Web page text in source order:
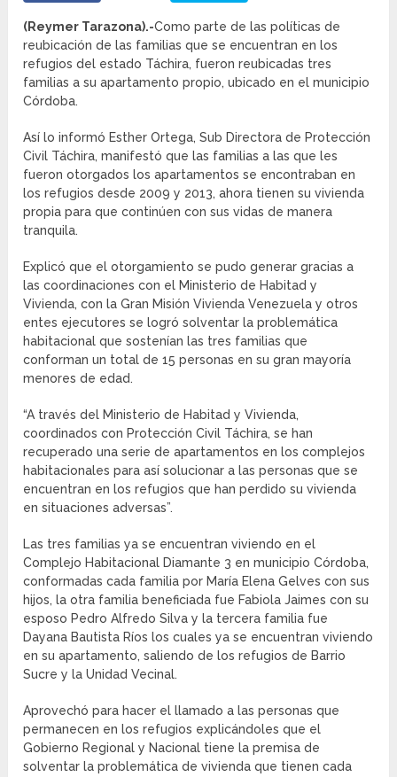
(Reymer Tarazona).-Como parte de las políticas de
reubicación de las familias que se encuentran en los
refugios del estado Táchira, fueron reubicadas tres
familias a su apartamento propio, ubicado en el municipio
Córdoba.
Así lo informó Esther Ortega, Sub Directora de Protección
Civil Táchira, manifestó que las familias a las que les
fueron otorgados los apartamentos se encontraban en
los refugios desde 2009 y 2013, ahora tienen su vivienda
propia para que continúen con sus vidas de manera
tranquila.
Explicó que el otorgamiento se pudo generar gracias a
las coordinaciones con el Ministerio de Habitad y
Vivienda, con la Gran Misión Vivienda Venezuela y otros
entes ejecutores se logró solventar la problemática
habitacional que sostenían las tres familias que
conforman un total de 15 personas en su gran mayoría
menores de edad.
“A través del Ministerio de Habitad y Vivienda,
coordinados con Protección Civil Táchira, se han
recuperado una serie de apartamentos en los complejos
habitacionales para así solucionar a las personas que se
encuentran en los refugios que han perdido su vivienda
en situaciones adversas”.
Las tres familias ya se encuentran viviendo en el
Complejo Habitacional Diamante 3 en municipio Córdoba,
conformadas cada familia por María Elena Gelves con sus
hijos, la otra familia beneficiada fue Fabiola Jaimes con su
esposo Pedro Alfredo Silva y la tercera familia fue
Dayana Bautista Ríos los cuales ya se encuentran viviendo
en su apartamento, saliendo de los refugios de Barrio
Sucre y la Unidad Vecinal.
Aprovechó para hacer el llamado a las personas que
permanecen en los refugios explicándoles que el
Gobierno Regional y Nacional tiene la premisa de
solventar la problemática de vivienda que tienen cada